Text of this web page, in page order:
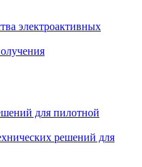
электроактивных
для пилотной
решений для